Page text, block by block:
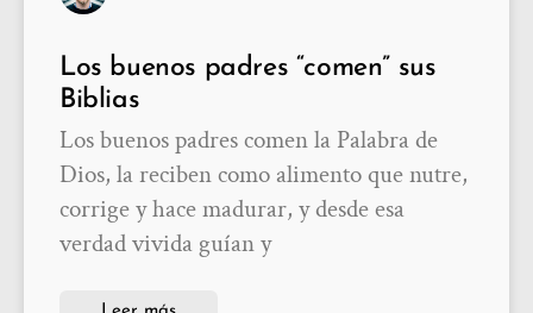
Los buenos padres “comen” sus
Biblias
Los buenos padres comen la Palabra de
Dios, la reciben como alimento que nutre,
corrige y hace madurar, y desde esa
verdad vivida guían y